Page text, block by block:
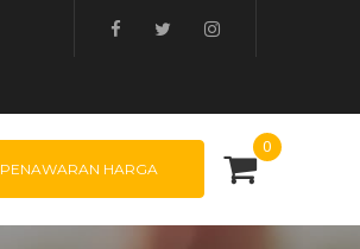
PENAWARAN HARGA
0